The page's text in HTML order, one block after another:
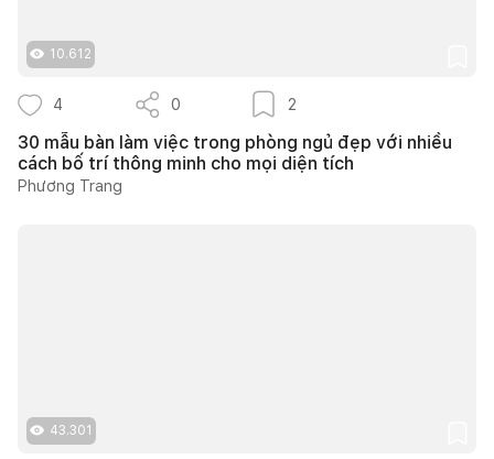
10.612
4 0 2
30 mẫu bàn làm việc trong phòng ngủ đẹp với nhiều
cách bố trí thông minh cho mọi diện tích
Phương Trang
43.301